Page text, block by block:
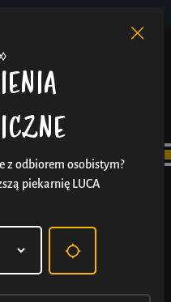
z odbiorem osobistym?
piekarnię LUCA